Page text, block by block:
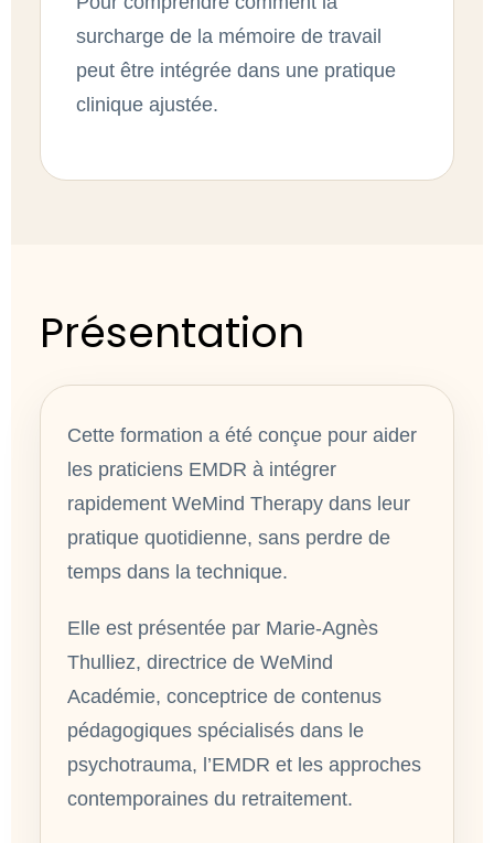
surcharge de la mémoire de travail
peut être intégrée dans une pratique
clinique ajustée.
Présentation
Cette formation a été conçue pour aider
les praticiens EMDR à intégrer
rapidement WeMind Therapy dans leur
pratique quotidienne, sans perdre de
temps dans la technique.
Elle est présentée par Marie-Agnès
Thulliez, directrice de WeMind
Académie, conceptrice de contenus
pédagogiques spécialisés dans le
psychotrauma, l’EMDR et les approches
contemporaines du retraitement.